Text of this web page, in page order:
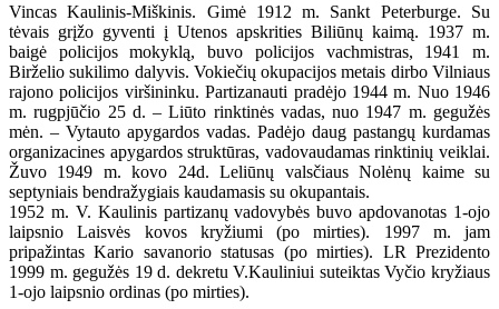
Vincas Kaulinis-Miškinis. Gimė 1912 m. Sankt Peterburge. Su
tėvais grįžo gyventi į Utenos apskrities Biliūnų kaimą. 1937 m.
baigė policijos mokyklą, buvo policijos vachmistras, 1941 m.
Birželio sukilimo dalyvis. Vokiečių okupacijos metais dirbo Vilniaus
rajono policijos viršininku. Partizanauti pradėjo 1944 m. Nuo 1946
m. rugpjūčio 25 d. – Liūto rinktinės vadas, nuo 1947 m. gegužės
mėn. – Vytauto apygardos vadas. Padėjo daug pastangų kurdamas
organizacines apygardos struktūras, vadovaudamas rinktinių veiklai.
Žuvo 1949 m. kovo 24d. Leliūnų valsčiaus Nolėnų kaime su
septyniais bendražygiais kaudamasis su okupantais.
1952 m. V. Kaulinis partizanų vadovybės buvo apdovanotas 1-ojo
laipsnio Laisvės kovos kryžiumi (po mirties). 1997 m. jam
pripažintas Kario savanorio statusas (po mirties). LR Prezidento
1999 m. gegužės 19 d. dekretu V.Kauliniui suteiktas Vyčio kryžiaus
1-ojo laipsnio ordinas (po mirties).